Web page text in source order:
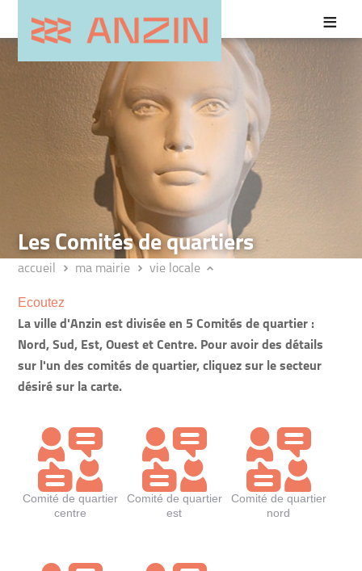
Les Comités de quartiers
accueil ma mairie vie locale
Ecoutez
La ville d'Anzin est divisée en 5 Comités de quartier :
Nord, Sud, Est, Ouest et Centre. Pour avoir des détails
sur l'un des comités de quartier, cliquez sur le secteur
désiré sur la carte.
Comité de quartier
centre
Comité de quartier
est
Comité de quartier
nord